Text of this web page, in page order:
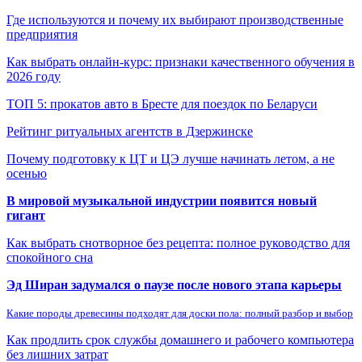
Где используются и почему их выбирают производственные
предприятия
Как выбрать онлайн-курс: признаки качественного обучения в
2026 году
ТОП 5: прокатов авто в Бресте для поездок по Беларуси
Рейтинг ритуальных агентств в Дзержинске
Почему подготовку к ЦТ и ЦЭ лучше начинать летом, а не
осенью
В мировой музыкальной индустрии появится новый
гигант
Как выбрать снотворное без рецепта: полное руководство для
спокойного сна
Эд Ширан задумался о паузе после нового этапа карьеры
Какие породы древесины подходят для доски пола: полный разбор и выбор
Как продлить срок службы домашнего и рабочего компьютера
без лишних затрат